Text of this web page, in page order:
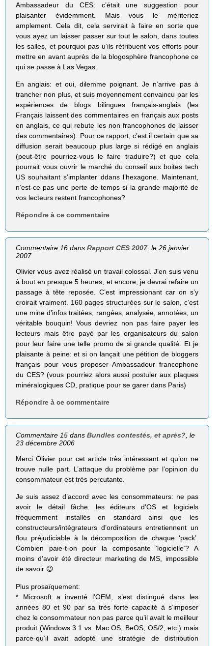
Ambassadeur du CES: c’était une suggestion pour
plaisanter évidemment. Mais vous le mériteriez
amplement. Cela dit, cela servirait à faire en sorte que
vous ayez un laisser passer sur tout le salon, dans toutes
les salles, et pourquoi pas u’ils rétribuent vos efforts pour
mettre en avant auprès de la blogosphère francophone ce
qui se passe à Las Vegas.
En anglais: et oui, dilemme poignant. Je n’arrive pas à
trancher non plus, et suis moyennement convaincu par les
expériences de blogs bilingues français-anglais (les
Français laissent des commentaires en français aux posts
en anglais, ce qui rebute les non francophones de laisser
des commentaires). Pour ce rapport, c’est il certain que sa
diffusion serait beaucoup plus large si rédigé en anglais
(peut-être pourriez-vous le faire traduire?) et que cela
pourrait vous ouvrir le marché du conseil aux boites tech
US souhaitant s’implanter ddans l’hexagone. Maintenant,
n’est-ce pas une perte de temps si la grande majorité de
vos lecteurs restent francophones?
Répondre à ce commentaire
Commentaire 16 dansRapport CES 2007, le 26 janvier
2007
Olivier vous avez réalisé un travail colossal. J’en suis venu
à bout en presque 5 heures, et encore, je devrai refaire un
passage à tête reposée. C’est impressionant car on s’y
croirait vraiment. 160 pages structurées sur le salon, c’est
une mine d’infos traitées, rangées, analysée, annotées, un
véritable bouquin! Vous devriez non pas faire payer les
lecteurs mais être payé par les organisateurs du salon
pour leur faire une telle promo de si grande qualité. Et je
plaisante à peine: et si on lançait une pétition de bloggers
français pour vous proposer Ambassadeur francophone
du CES? (vous pourriez alors aussi postuler aux plaques
minéralogiques CD, pratique pour se garer dans Paris)
Répondre à ce commentaire
Commentaire 15 dansBundles contestés, et après?, le
23 décembre 2006
Merci Olivier pour cet article très intéressant et qu’on ne
trouve nulle part. L’attaque du problème par l’opinion du
consommateur est très percutante.
Je suis assez d’accord avec les consommateurs: ne pas
avoir le détail fâche. les éditeurs d’OS et logiciels
fréquemment installés en standard ainsi que les
constructeurs/intégrateurs d’ordinateurs entretiennent un
flou préjudiciable à la décomposition de chaque ‘pack’.
Combien paie-t-on pour la composante ‘logicielle’? A
moins d’avoir été directeur marketing de MS, impossible
de savoir 😉
Plus prosaïquement:
* Microsoft a inventé l’OEM, s’est distingué dans les
années 80 et 90 par sa très forte capacité à s’imposer
chez le consommateur non pas parce qu’il avait le meilleur
produit (Windows 3.1 vs. Mac OS, BeOS, OS/2, etc.) mais
parce-qu’il avait adopté une stratégie de distribution